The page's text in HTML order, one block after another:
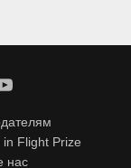
in Flight Prize
нас